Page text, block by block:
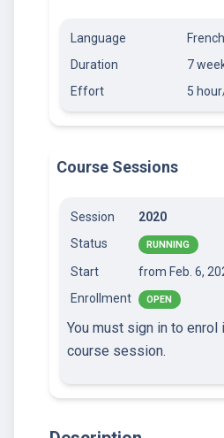
Language
French
Duration
7
Effort
5
Course Sessions
Session
2020
Status
RUNNING
Start
from Feb. 6,
Enrollment
OPEN
You must sign in to enrol
course session.